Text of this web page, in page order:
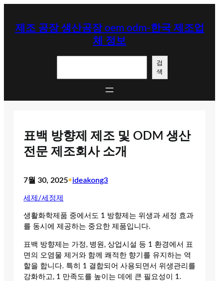
제조 공장 생산공장 oem odm-한국 제조업
체 정보
검
색
표백 방향제 제조 및 ODM 생산
전문 제조회사 소개
7월 30, 2025•ideakong3
세제/세정제
생활화학제품 중에서도 1 방향제는 위생과 세정 효과
를 동시에 제공하는 중요한 제품입니다.
표백 방향제는 가정, 병원, 상업시설 등 1 환경에서 표
면의 오염물 제거와 함께 쾌적한 향기를 유지하는 역
할을 합니다. 특히 1 결합되어 사용되면서 위생관리를
강화하고, 1 만족도를 높이는 데에 큰 필요성이 1.